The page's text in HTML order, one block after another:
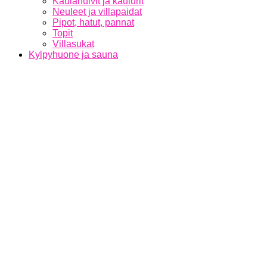
Neuleet ja villapaidat
Pipot, hatut, pannat
Topit
Villasukat
Kylpyhuone ja sauna